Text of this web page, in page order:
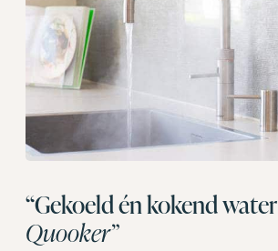
“Gekoeld én kokend water
Quooker”